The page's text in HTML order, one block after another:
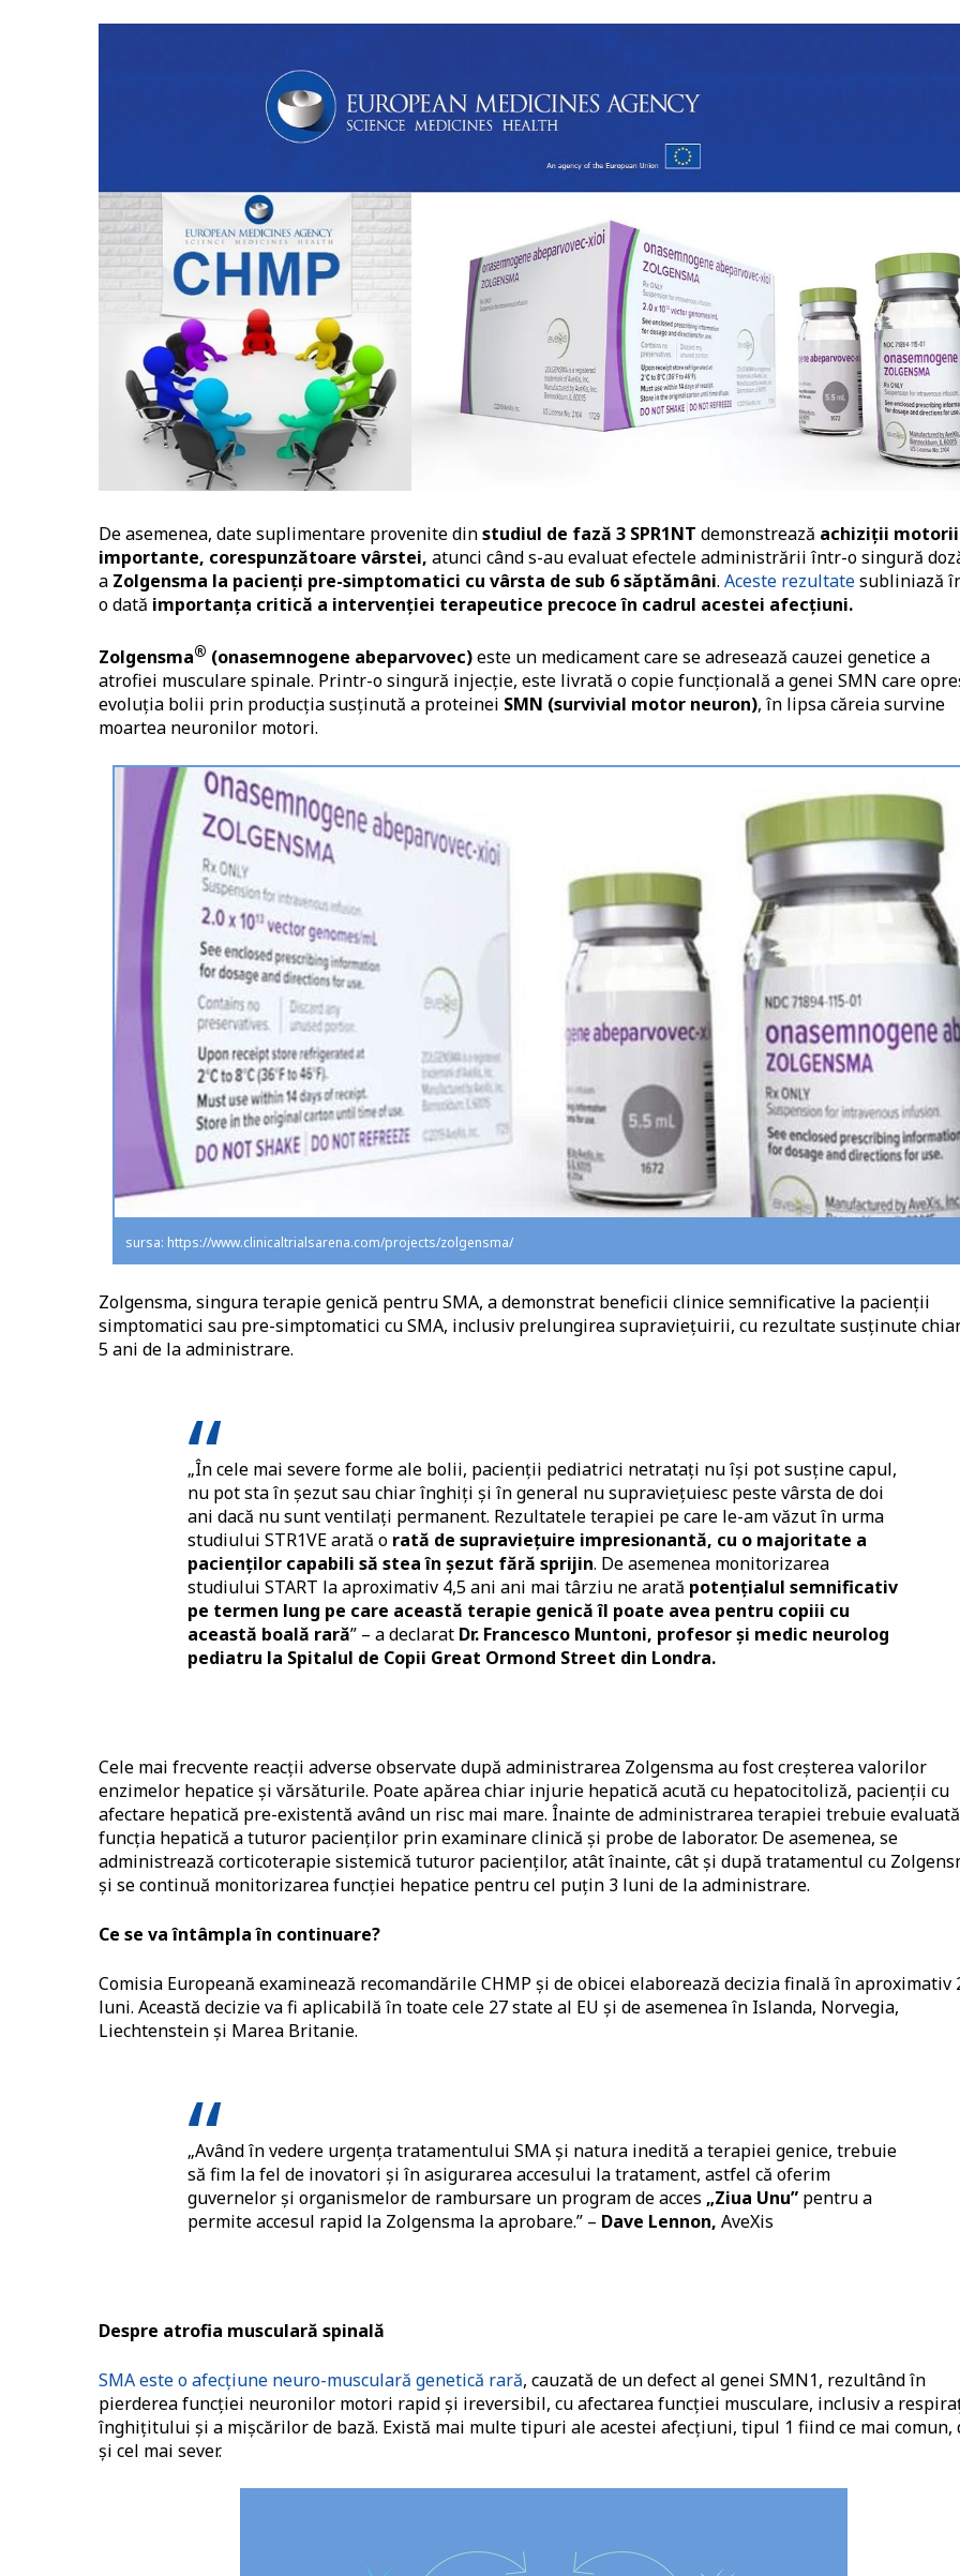
De asemenea, date suplimentare provenite dinstudiul de fază 3 SPR1NT demonstrează achiziții motorii
importante, corespunzătoare vârstei, atunci când s-au evaluat efectele administrării într-o singură
a Zolgensma la pacienți pre-simptomatici cu vârsta de sub 6 săptămâni. Aceste rezultatesubliniază
o dată importanța critică a intervenției terapeutice precoce în cadrul acestei afecțiuni.
Zolgensma® (onasemnogene abeparvovec)este un medicament care se adresează cauzei genetice a
atrofiei musculare spinale. Printr-o singură injecție, este livrată o copie funcțională a genei SMN care
evoluția bolii prin producția susținută a proteinei SMN (survivial motor neuron), în lipsa căreia survine
moartea neuronilor motori.
sursa: https://www.clinicaltrialsarena.com/projects/zolgensma/
Zolgensma, singura terapie genică pentru SMA, a demonstrat beneficii clinice semnificative la pacienții
simptomatici sau pre-simptomatici cu SMA, inclusiv prelungirea supraviețuirii, cu rezultate susținute
5 ani de la administrare.
„În cele mai severe forme ale bolii, pacienții pediatrici netratați nu își pot susține capul,
nu pot sta în șezut sau chiar înghiți și în general nu supraviețuiesc peste vârsta de doi
ani dacă nu sunt ventilați permanent. Rezultatele terapiei pe care le-am văzut în urma
studiului STR1VE arată o rată de supraviețuire impresionantă, cu o majoritate a
pacienților capabili să stea în șezut fără sprijin. De asemenea monitorizarea
studiului START la aproximativ 4,5 ani ani mai târziu ne arată potențialul semnificativ
pe termen lung pe care această terapie genică îl poate avea pentru copiii cu
această boală rară” – a declarat Dr. Francesco Muntoni, profesor și medic neurolog
pediatru la Spitalul de Copii Great Ormond Street din Londra.
Cele mai frecvente reacții adverse observate după administrarea Zolgensma au fost creșterea valorilor
enzimelor hepatice și vărsăturile. Poate apărea chiar injurie hepatică acută cu hepatocitoliză, pacienții cu
afectare hepatică pre-existentă având un risc mai mare. Înainte de administrarea terapiei trebuie evaluată
funcția hepatică a tuturor pacienților prin examinare clinică și probe de laborator. De asemenea, se
administrează corticoterapie sistemică tuturor pacienților, atât înainte, cât și după tratamentul cu
și se continuă monitorizarea funcției hepatice pentru cel puțin 3 luni de la administrare.
Ce se va întâmpla în continuare?
Comisia Europeană examinează recomandările CHMP și de obicei elaborează decizia finală în aproximativ
luni. Această decizie va fi aplicabilă în toate cele 27 state al EU și de asemenea în Islanda, Norvegia,
Liechtenstein și Marea Britanie.
„Având în vedere urgența tratamentului SMA și natura inedită a terapiei genice, trebuie
să fim la fel de inovatori și în asigurarea accesului la tratament, astfel că oferim
guvernelor și organismelor de rambursare un program de acces „Ziua Unu” pentru a
permite accesul rapid la Zolgensma la aprobare.” – Dave Lennon, AveXis
Despre atrofia musculară spinală
SMA este o afecțiune neuro-musculară genetică rară, cauzată de un defect al genei SMN1, rezultând în
pierderea funcției neuronilor motori rapid și ireversibil, cu afectarea funcției musculare, inclusiv a
înghițitului și a mișcărilor de bază. Există mai multe tipuri ale acestei afecțiuni, tipul 1 fiind ce mai comun,
și cel mai sever.